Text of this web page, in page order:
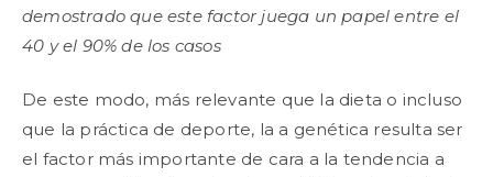
demostrado que este factor juega un papel entre el
40 y el 90% de los casos
De este modo, más relevante que la dieta o incluso
que la práctica de deporte, la a genética resulta ser
el factor más importante de cara a la tendencia a